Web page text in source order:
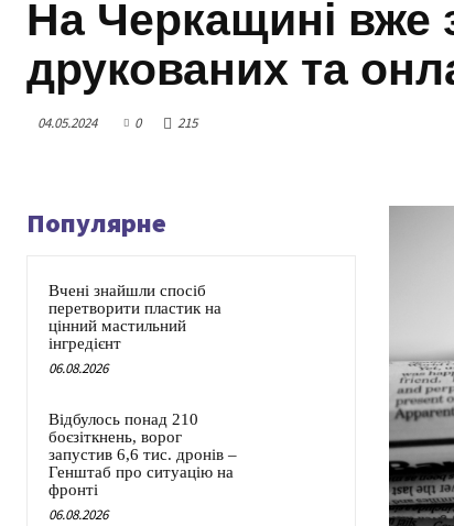
На Черкащині вже
друкованих та
04.05.2024 0 215
Популярне
Вчені знайшли спосіб
перетворити пластик на
цінний мастильний
інгредієнт
06.08.2026
Відбулось понад 210
боєзіткнень, ворог
запустив 6,6 тис. дронів –
Генштаб про ситуацію на
фронті
06.08.2026